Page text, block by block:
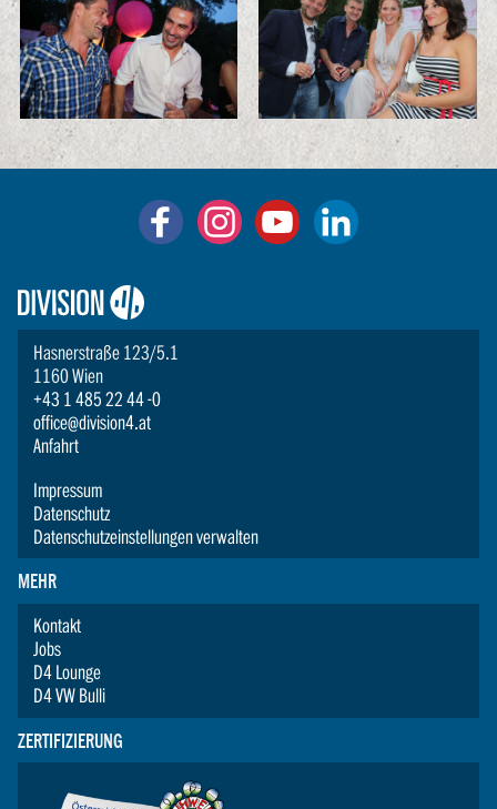
Logo:
Division4
Hasnerstraße 123/5.1
1160 Wien
+43 1 485 22 44 -0
office@division4.at
Anfahrt
Impressum
Datenschutz
Datenschutzeinstellungen verwalten
MEHR
Kontakt
Jobs
D4 Lounge
D4 VW Bulli
ZERTIFIZIERUNG